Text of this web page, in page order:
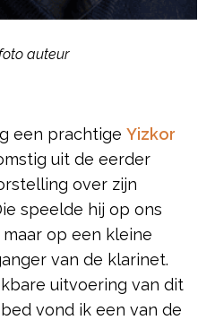
auteur
een prachtige Yizkor
uit de eerder
over zijn
speelde hij op ons
op een kleine
van de klarinet.
uitvoering van dit
vond ik een van de